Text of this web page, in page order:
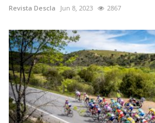
Revista Descla Jun 8, 2023 2867